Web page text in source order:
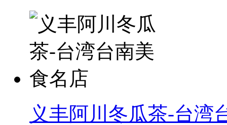
义丰阿川冬瓜茶-台湾